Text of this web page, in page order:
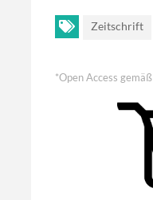
Zeitschrift
*Open Access gemäß